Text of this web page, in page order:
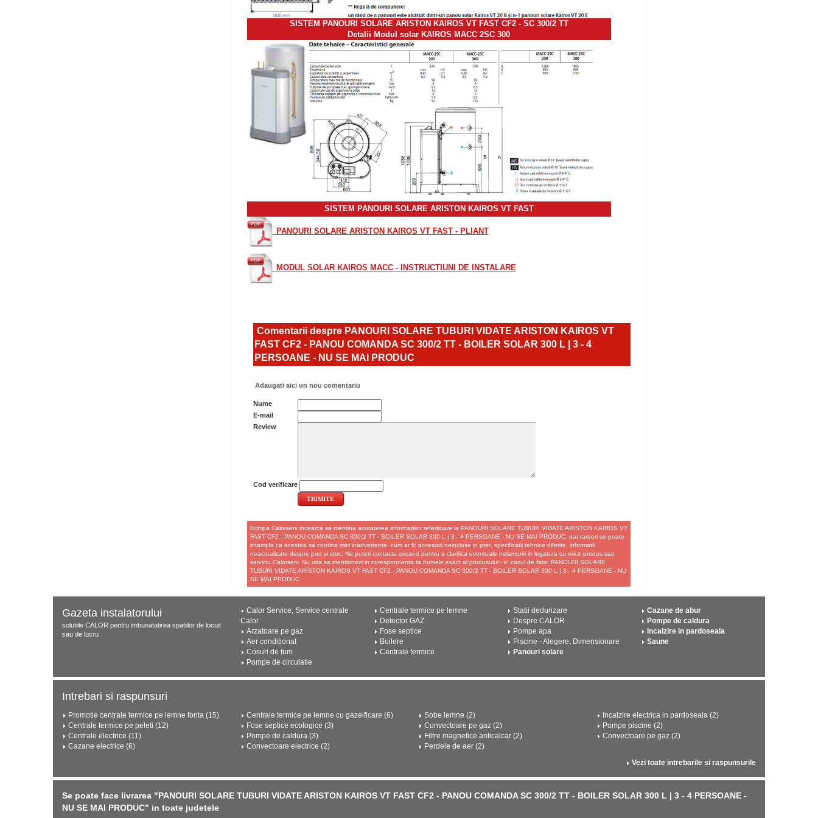
SISTEM PANOURI SOLARE ARISTON KAIROS VT FAST CF2 - SC 300/2 TT
Detalii Modul solar KAIROS MACC 2SC 300
SISTEM PANOURI SOLARE ARISTON KAIROS VT FAST
PANOURI SOLARE ARISTON KAIROS VT FAST - PLIANT
MODUL SOLAR KAIROS MACC - INSTRUCTIUNI DE INSTALARE
Comentarii despre PANOURI SOLARE TUBURI VIDATE ARISTON KAIROS VT
FAST CF2 - PANOU COMANDA SC 300/2 TT - BOILER SOLAR 300 L | 3 - 4
PERSOANE - NU SE MAI PRODUC
Adaugati aici un nou comentariu
Nume
E-mail
Review
Cod verificare
Echipa Calorserv incearca sa mentina acuratetea informatiilor referitoare la PANOURI SOLARE TUBURI VIDATE ARISTON KAIROS VT
FAST CF2 - PANOU COMANDA SC 300/2 TT - BOILER SOLAR 300 L | 3 - 4 PERSOANE - NU SE MAI PRODUC, dar rareori se poate
intampla ca acestea sa contina mici inadvertente, cum ar fi: accesorii neincluse in pret, specificatii tehnice diferite, informatii
neactualizate despre pret si stoc. Ne puteti contacta oricand pentru a clarifica eventuale nelamuriri in legatura cu orice produs sau
serviciu Calorserv. Nu uita sa mentionezi in corespondenta ta numele exact al produsului - in cazul de fata: PANOURI SOLARE
TUBURI VIDATE ARISTON KAIROS VT FAST CF2 - PANOU COMANDA SC 300/2 TT - BOILER SOLAR 300 L | 3 - 4 PERSOANE - NU
SE MAI PRODUC.
Gazeta instalatorului
solutiile CALOR pentru imbunatatirea spatiilor de locuit
sau de lucru
Calor Service, Service centrale
Calor
Arzatoare pe gaz
Aer conditionat
Cosuri de fum
Pompe de circulatie
Centrale termice pe lemne
Detector GAZ
Fose septice
Boilere
Centrale termice
Statii dedurizare
Despre CALOR
Pompe apa
Piscine - Alegere, Dimensionare
Panouri solare
Cazane de abur
Pompe de caldura
Incalzire in pardoseala
Saune
Intrebari si raspunsuri
Promotie centrale termice pe lemne fonta (15)
Centrale termice pe peleti (12)
Centrale electrice (11)
Cazane electrice (6)
Centrale termice pe lemne cu gazeificare (6)
Fose septice ecologice (3)
Pompe de caldura (3)
Convectoare electrice (2)
Sobe lemne (2)
Convectoare pe gaz (2)
Filtre magnetice anticalcar (2)
Perdele de aer (2)
Incalzire electrica in pardoseala (2)
Pompe piscine (2)
Convectoare pe gaz (2)
Vezi toate intrebarile si raspunsurile
Se poate face livrarea "PANOURI SOLARE TUBURI VIDATE ARISTON KAIROS VT FAST CF2 - PANOU COMANDA SC 300/2 TT - BOILER SOLAR 300 L | 3 - 4 PERSOANE -
NU SE MAI PRODUC" in toate judetele